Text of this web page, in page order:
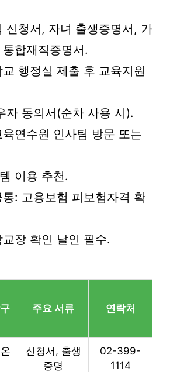
신청서, 자녀 출생증명서, 가
합재직증명서.
행정실 제출 후 교육지원
자 동의서(순차 사용 시).
연수원 인사팀 방문 또는
이용 추천.
: 고용보험 피보험자격 확
장 확인 날인 필수.
주요 서류 연락처
신청서, 출생
증명
02-399-
1114